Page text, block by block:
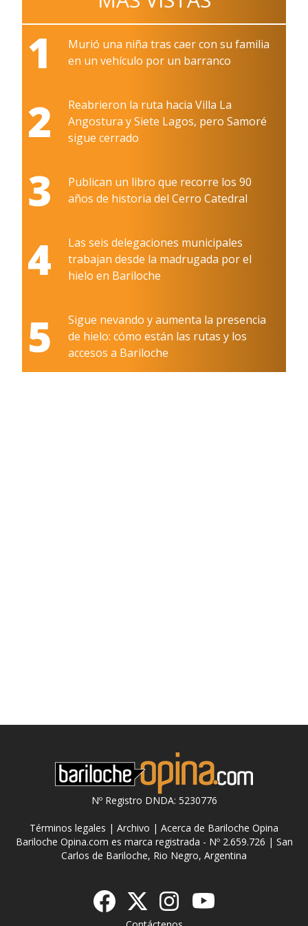
1
Murió una niña tras caer con su familia
en un vehículo por un barranco
2
Reabrieron la ruta hacia Villa La
Angostura y Siete Lagos, pero Samoré
sigue cerrado
3
Publican un libro que recorre los 90
años de historia del Cerro Catedral
4
Las seis delegaciones municipales
trabajan desde la madrugada por el
hielo en Bariloche
5
Sigue nevando y aumenta la presencia
de hielo: cómo están las rutas y los
accesos a Bariloche
Nº Registro DNDA: 5230776
Términos legales | Archivo | Acerca de Bariloche Opina
Bariloche Opina.com es marca registrada - Nº 2.659.726 | San
Carlos de Bariloche, Rio Negro, Argentina